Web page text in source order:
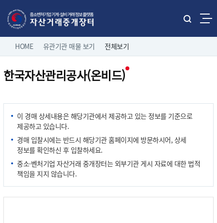
통
비
게
션
HOME 유관기관 매물 보기 전체보기
한국자산관리공사(온비드)
이 경매 상세내용은 해당기관에서 제공하고 있는 정보를 기준으로
제공하고 있습니다.
경매 입찰시에는 반드시 해당기관 홈페이지에 방문하시어, 상세
정보를 확인하신 후 입찰하세요.
중소·벤처기업 자산거래 중개장터는 외부기관 게시 자료에 대한 법적
책임을 지지 않습니다.
홈으로 로그인
직거래 매물보기 팝니다
제조/유통업체 매물
삽니다
유관기관 매물보기
나의 거래정보
고객마당